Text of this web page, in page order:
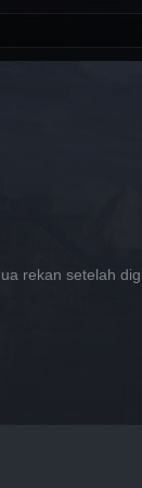
rekan setelah